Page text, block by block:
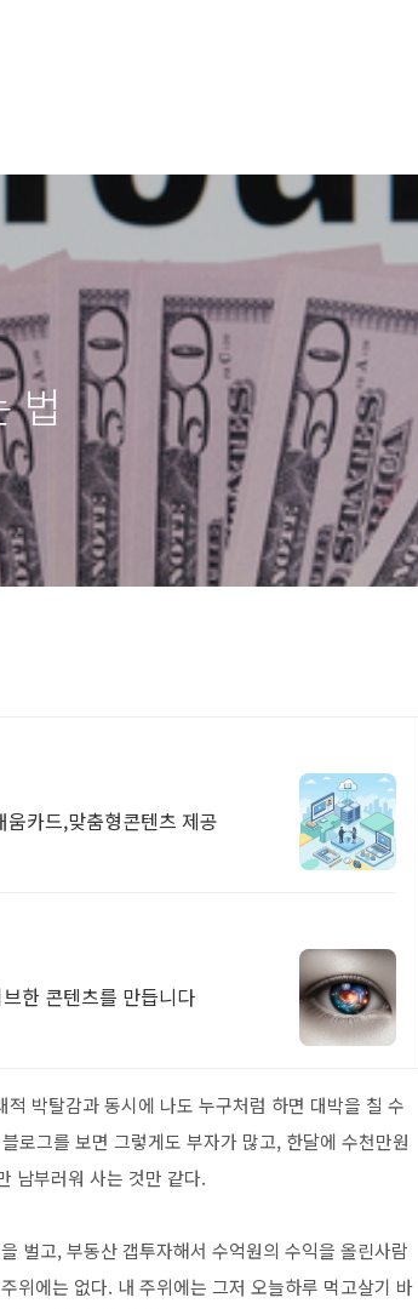
법
카드,맞춤형콘텐츠 제공
한 콘텐츠를 만듭니다
박탈감과 동시에 나도 누구처럼 하면 대박을 칠 수
로그를 보면 그렇게도 부자가 많고, 한달에 수천만원
남부러워 사는 것만 같다.
벌고, 부동산 갭투자해서 수억원의 수익을 올린사람
위에는 없다. 내 주위에는 그저 오늘하루 먹고살기 바